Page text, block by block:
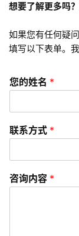
站
开
s
优
数
想要了解更多吗
如果您有任何疑
填写以下表单。
您的姓名 *
联系方式 *
咨询内容 *